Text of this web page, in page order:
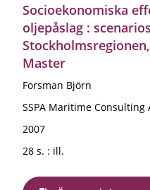
Socioekonomiska
oljepåslag :
Master
Forsman Björn
SSPA Maritime Consulting
2007
28 s. : ill.